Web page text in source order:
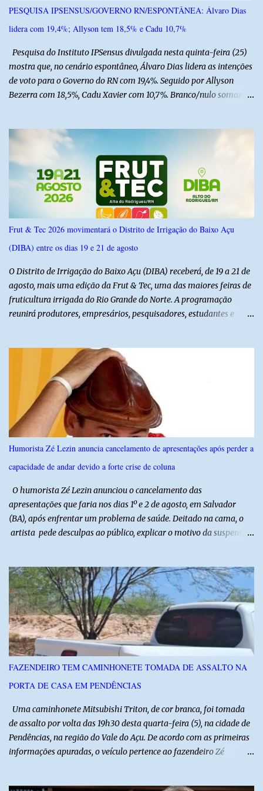
sob cuidados médicos especializados. Segundo informações da
Polícia Militar, a criança é filha de um policial militar. PM reforça
alerta sobre álcool e direção Em nota, a Polícia Militar manifestou
PESQUISA IPSENSUS/GOVERNO RN/ESPONTÂNEA: Álvaro Dias
lidera com 19,4%; Allyson tem 18,5% e Cadu 10,7%
Pesquisa do Instituto IPSensus divulgada nesta quinta-feira (25)
mostra que, no cenário espontâneo, Álvaro Dias lidera as intenções
de voto para o Governo do RN com 19,4%. Seguido por Allyson
Bezerra com 18,5%, Cadu Xavier com 10,7%. Branco/nulo somaram
do Norte entre os dias 18 e 22 de junho de 2026. O levantamento
possui margem de erro de 2,5 pontos percentuais e nível de
confiança de 95%. Registro no TSE: RN-09520/2026
Frut & Tec 2026 movimentará o Distrito de Irrigação do Baixo Açu
(DIBA) entre os dias 19 e 21 de agosto
O Distrito de Irrigação do Baixo Açu (DIBA) receberá, de 19 a 21 de
agosto, mais uma edição da Frut & Tec, uma das maiores feiras de
fruticultura irrigada do Rio Grande do Norte. A programação
reunirá produtores, empresários, pesquisadores, estudantes e
instituições e tecnologias voltadas ao setor. Além das atividades
técnicas, a feira contará com programação cultural. No dia 20 de
agosto, o público poderá prestigiar o show de humor com Mução,
seguido de apresentação musical de Vê Barreto. A Frut & Tec
reforça a importância do Distrito de Irrigação do Baixo Açu como
referência na fruticultura irrigada, promovendo conhecimento,
inovação e oportunidades para o desenvolvimento do agronegócio
potiguar. @associacaodiba
Humorista Zé Lezin anuncia cancelamento de apresentações após perder a
capacidade de andar devido a forte crise de coluna
O humorista Zé Lezin anunciou o cancelamento das
apresentações que faria nos dias 1º e 2 de agosto, em Salvador
(BA), após enfrentar um problema de saúde. Deitado na cama, o
artista pede desculpas ao público, explicar o motivo da suspensão
impossível viajar e subir ao palco. O comediante contou que
precisou ser levado a um hospital depois de perder a capacidade
de andar normalmente. “Eu não estou conseguindo nem me
levantar direito da cama. É um processo muito dolorido”, relatou o
humorista. Durante o atendimento médico, o humorista foi
diagnosticado com “bico de papagaio” na região da coluna. De
acordo com ele, os laudos médicos já foram encaminhados à
equipe responsável, que acompanha o tratamento. Zé Lezin
afirmou ainda que está passando por um tratamento intenso, com
FAZENDEIRO TEM CAMINHONETE TOMADA DE ASSALTO NA
PORTA DE CASA EM PENDÊNCIAS
Uma caminhonete Mitsubishi Triton, de cor branca, foi tomada
de assalto por volta das 19h30 desta quarta-feira (5), na cidade de
Pendências, na região do Vale do Açu. De acordo com as primeiras
informações apuradas, o veículo pertence ao fazendeiro Zé